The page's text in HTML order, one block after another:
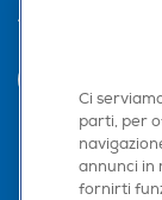
Trova negozio
Seguici sui
Ci
parti, per
annunci in
fornirti